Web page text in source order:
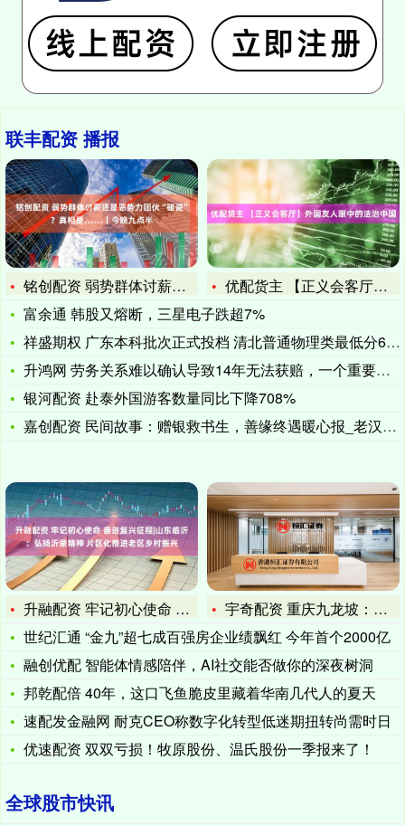
联丰配资 播报
铭创配资 弱势群体讨薪还是恶势力团伙“碰瓷”？真相是……｜今
优配货主 【正义会客厅】外国友人眼中的法治中国
富余通 韩股又熔断，三星电子跌超7%
祥盛期权 广东本科批次正式投档 清北普通物理类最低分689分
升鸿网 劳务关系难以确认导致14年无法获赔，一个重要信息打开
银河配资 赴泰外国游客数量同比下降708%
嘉创配资 民间故事：赠银救书生，善缘终遇暖心报_老汉_周明远
升融配资 牢记初心使命 奋进复兴征程|山东临沂：弘扬沂蒙精神
宇奇配资 重庆九龙坡：百亩蒲苇狼尾草进入最佳观赏期
世纪汇通 “金九”超七成百强房企业绩飘红 今年首个2000亿
融创优配 智能体情感陪伴，AI社交能否做你的深夜树洞
邦乾配倍 40年，这口飞鱼脆皮里藏着华南几代人的夏天
速配发金融网 耐克CEO称数字化转型低迷期扭转尚需时日
优速配资 双双亏损！牧原股份、温氏股份一季报来了！
全球股市快讯